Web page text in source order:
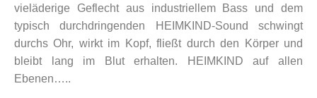
vieläderige Geflecht aus industriellem Bass und dem
typisch durchdringenden HEIMKIND-Sound schwingt
durchs Ohr, wirkt im Kopf, fließt durch den Körper und
bleibt lang im Blut erhalten. HEIMKIND auf allen
Ebenen…..